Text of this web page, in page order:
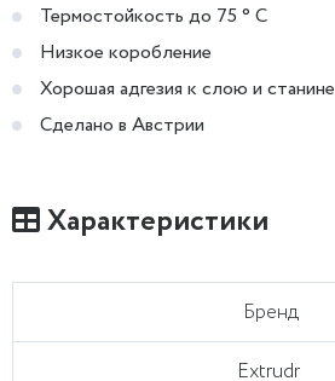
Термостойкость до 75 ° C
Низкое коробление
Хорошая адгезия к слою и станине
Сделано в Австрии
Характеристики
Бренд
Extrudr